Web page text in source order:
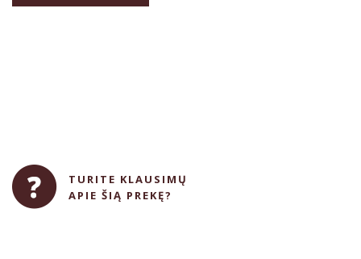
TURITE KLAUSIMŲ
APIE ŠIĄ PREKĘ?